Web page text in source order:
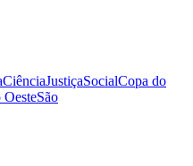
CiênciaJustiçaSocialCopa do
OesteSão